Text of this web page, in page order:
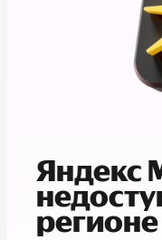
Яндекс
регионе